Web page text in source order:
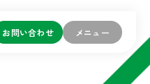
お問い合わせ メニュー